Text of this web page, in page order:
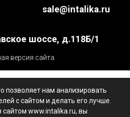
позволяет нам анализировать
с сайтом и делать его лучше.
www.intalika.ru, вы
sale@intalika.ru
шоссе, д.118Б/1
версия сайта